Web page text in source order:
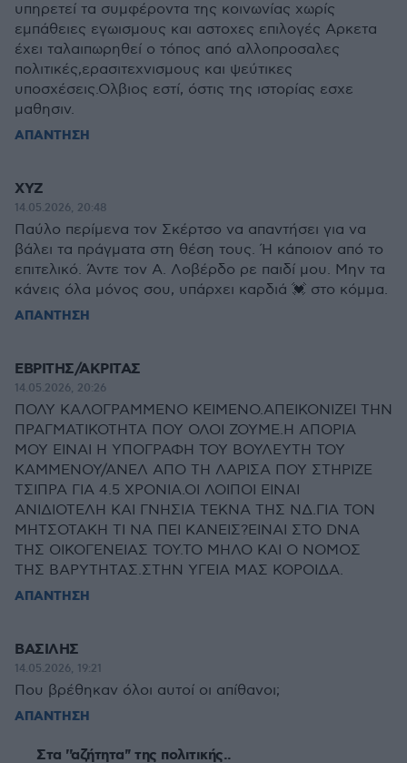
υπηρετεί τα συμφέροντα της κοινωνίας χωρίς
εμπάθειες εγωισμους και αστοχες επιλογές Αρκετα
έχει ταλαιπωρηθεί ο τόπος από αλλοπροσαλες
πολιτικές,ερασιτεχνισμους και ψεύτικες
υποσχέσεις.Ολβιος εστί, όστις της ιστορίας εσχε
μαθησιν.
ΑΠΑΝΤΗΣΗ
XYZ
14.05.2026, 20:48
Παύλο περίμενα τον Σκέρτσο να απαντήσει για να
βάλει τα πράγματα στη θέση τους. Ή κάποιον από το
επιτελικό. Άντε τον Α. Λοβέρδο ρε παιδί μου. Μην τα
κάνεις όλα μόνος σου, υπάρχει καρδιά 💓 στο κόμμα.
ΑΠΑΝΤΗΣΗ
ΕΒΡΙΤΗΣ/ΑΚΡΙΤΑΣ
14.05.2026, 20:26
ΠΟΛΥ ΚΑΛΟΓΡΑΜΜΕΝΟ ΚΕΙΜΕΝΟ.ΑΠΕΙΚΟΝΙΖΕΙ ΤΗΝ
ΠΡΑΓΜΑΤΙΚΟΤΗΤΑ ΠΟΥ ΟΛΟΙ ΖΟΥΜΕ.Η ΑΠΟΡΙΑ
ΜΟΥ ΕΙΝΑΙ Η ΥΠΟΓΡΑΦΗ ΤΟΥ ΒΟΥΛΕΥΤΗ ΤΟΥ
ΚΑΜΜΕΝΟΥ/ΑΝΕΛ ΑΠΟ ΤΗ ΛΑΡΙΣΑ ΠΟΥ ΣΤΗΡΙΖΕ
ΤΣΙΠΡΑ ΓΙΑ 4.5 ΧΡΟΝΙΑ.ΟΙ ΛΟΙΠΟΙ ΕΙΝΑΙ
ΑΝΙΔΙΟΤΕΛΗ ΚΑΙ ΓΝΗΣΙΑ ΤΕΚΝΑ ΤΗΣ ΝΔ.ΓΙΑ ΤΟΝ
ΜΗΤΣΟΤΑΚΗ ΤΙ ΝΑ ΠΕΙ ΚΑΝΕΙΣ?ΕΙΝΑΙ ΣΤΟ DNA
ΤΗΣ ΟΙΚΟΓΕΝΕΙΑΣ ΤΟΥ.ΤΟ ΜΗΛΟ ΚΑΙ Ο ΝΟΜΟΣ
ΤΗΣ ΒΑΡΥΤΗΤΑΣ.ΣΤΗΝ ΥΓΕΙΑ ΜΑΣ ΚΟΡΟΙΔΑ.
ΑΠΑΝΤΗΣΗ
ΒΑΣΙΛΗΣ
14.05.2026, 19:21
Που βρέθηκαν όλοι αυτοί οι απίθανοι;
ΑΠΑΝΤΗΣΗ
Στα ''αζήτητα'' της πολιτικής..